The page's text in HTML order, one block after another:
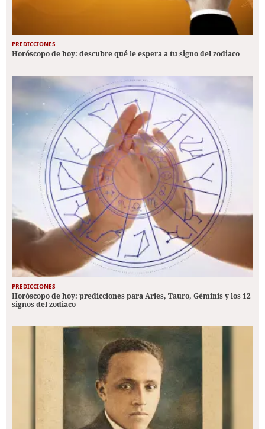
PREDICCIONES
Horóscopo de hoy: descubre qué le espera a tu signo del zodiaco
PREDICCIONES
Horóscopo de hoy: predicciones para Aries, Tauro, Géminis y los 12
signos del zodiaco